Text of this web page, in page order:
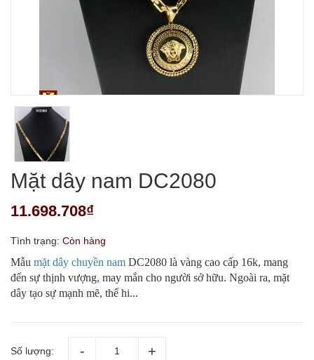
Mặt dây nam DC2080
11.698.708₫
Tình trạng: Còn hàng
Mẫu mặt dây chuyền nam DC2080 là vàng cao cấp 16k, mang
đến sự thịnh vượng, may mắn cho người sở hữu. Ngoài ra, mặt
dây tạo sự mạnh mẽ, thể hi...
Số lượng: